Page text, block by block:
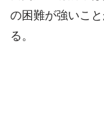
の困難が強いこ
る。